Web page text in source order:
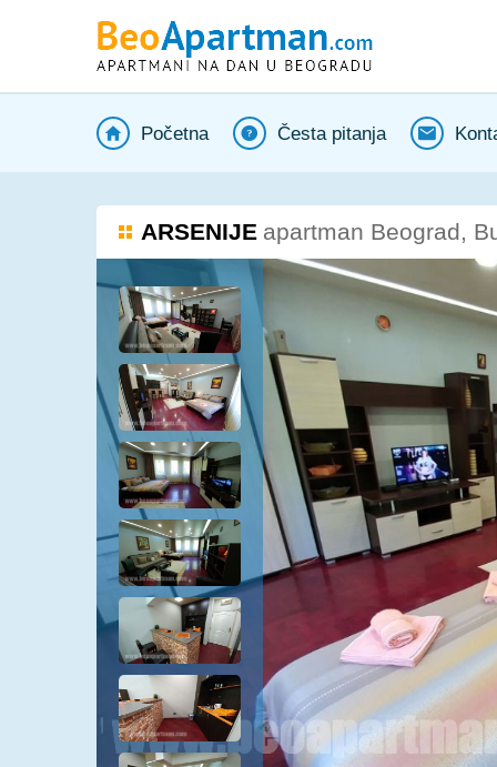
Početna Česta pitanja
ARSENIJE apartman Beograd,